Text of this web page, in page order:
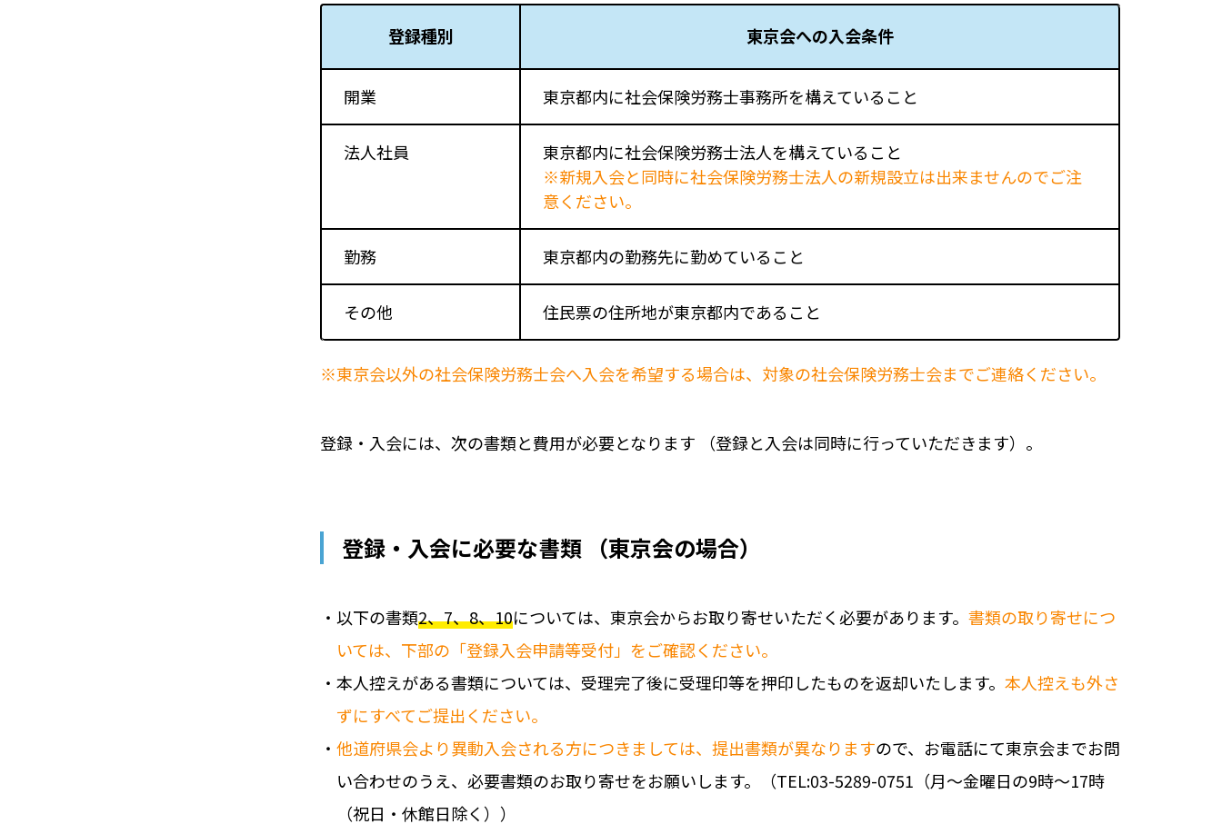
登録種別 東京会への入会条件
開業 東京都内に社会保険労務士事務所を構えていること
法人社員
東京都内に社会保険労務士法人を構えていること
※新規入会と同時に社会保険労務士法人の新規設立は出来ませんのでご注
意ください。
勤務 東京都内の勤務先に勤めていること
その他 住民票の住所地が東京都内であること
※東京会以外の社会保険労務士会へ入会を希望する場合は、対象の社会保険労務士会までご連絡ください。
登録・入会には、次の書類と費用が必要となります （登録と入会は同時に行っていただきます）。
登録・入会に必要な書類 （東京会の場合）
・以下の書類2、7、8、10については、東京会からお取り寄せいただく必要があります。 書類の取り寄せにつ
いては、下部の「登録入会申請等受付」をご確認ください。
・本人控えがある書類については、受理完了後に受理印等を押印したものを返却いたします。 本人控えも外さ
ずにすべてご提出ください。
・ 他道府県会より異動入会される方につきましては、提出書類が異なりますので、お電話にて東京会までお問
い合わせのうえ、必要書類のお取り寄せをお願いします。（TEL:03-5289-0751（月～金曜日の9時～17時
（祝日・休館日除く））